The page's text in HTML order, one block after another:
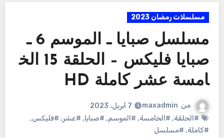
مسلسلات رمضان 2023
مسلسل صبايا ـ الموسم 6 ـ
صبايا فليكس – الحلقة 15 الخ
امسة عشر كاملة HD
من maxadmin
7 أبريل، 2023
#الحلقة, #الخامسة, #الموسم, #صبايا, #عشر, #فليكس,
#كاملة, #مسلسل